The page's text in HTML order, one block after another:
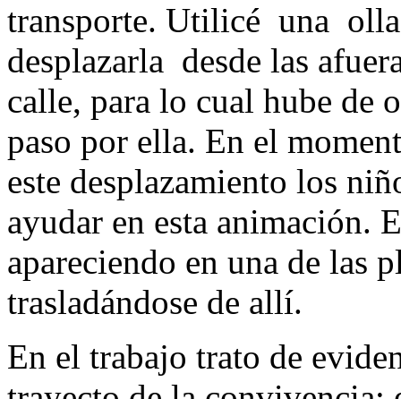
transporte. Utilicé una
desplazarla desde las
calle, para lo cual hube de
paso por ella. En el
este desplazamiento los
ayudar en esta animación.
apareciendo en una de las
trasladándose de allí.
En el trabajo trato de